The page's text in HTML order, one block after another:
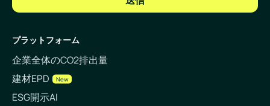
プラットフォーム
企業全体のCO2排出量
建材EPD
New
ESG開示AI